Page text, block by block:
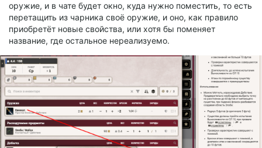
оружие, и в чате будет окно, куда нужно поместить, то есть
перетащить из чарника своё оружие, и оно, как правило
приобретёт новые свойства, или хотя бы поменяет
название, где остальное нереализуемо.